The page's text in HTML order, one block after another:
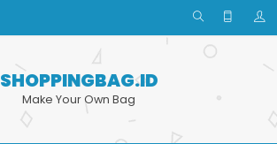
SHOPPINGBAG.ID
Make Your Own Bag